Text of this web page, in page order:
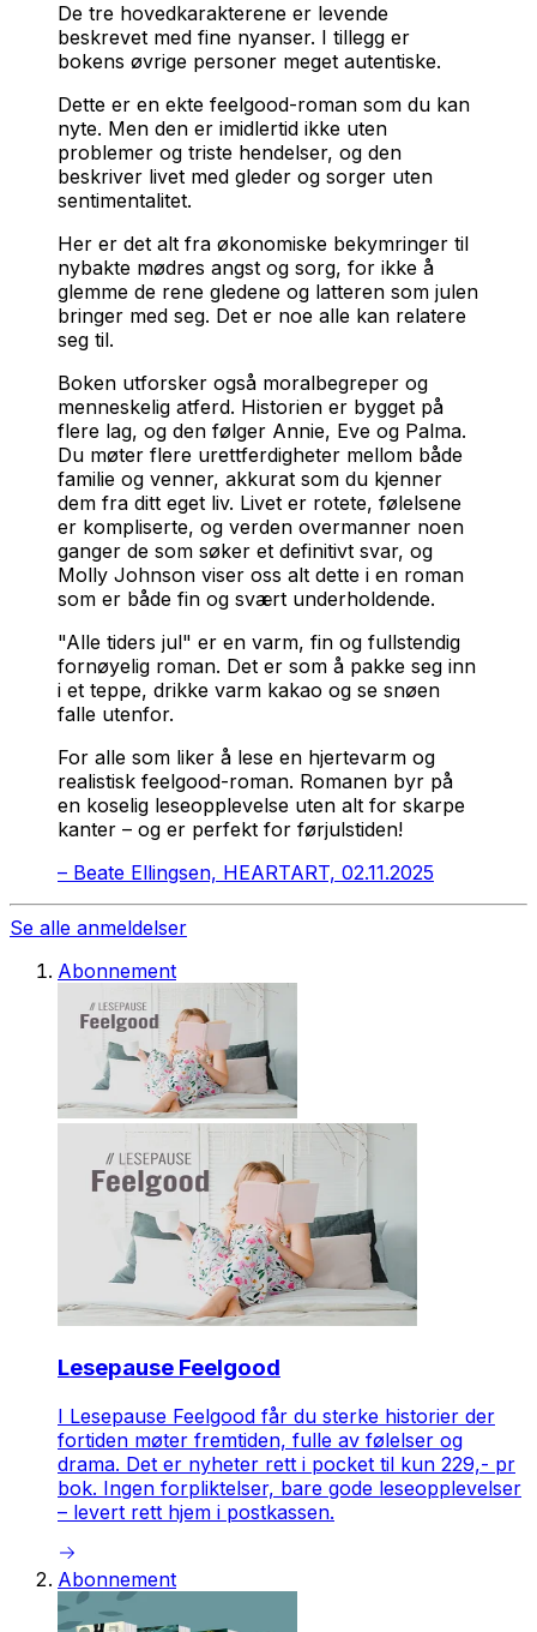
De tre hovedkarakterene er levende
beskrevet med fine nyanser. I tillegg er
bokens øvrige personer meget autentiske.
Dette er en ekte feelgood-roman som du kan
nyte. Men den er imidlertid ikke uten
problemer og triste hendelser, og den
beskriver livet med gleder og sorger uten
sentimentalitet.
Her er det alt fra økonomiske bekymringer til
nybakte mødres angst og sorg, for ikke å
glemme de rene gledene og latteren som julen
bringer med seg. Det er noe alle kan relatere
seg til.
Boken utforsker også moralbegreper og
menneskelig atferd. Historien er bygget på
flere lag, og den følger Annie, Eve og Palma.
Du møter flere urettferdigheter mellom både
familie og venner, akkurat som du kjenner
dem fra ditt eget liv. Livet er rotete, følelsene
er kompliserte, og verden overmanner noen
ganger de som søker et definitivt svar, og
Molly Johnson viser oss alt dette i en roman
som er både fin og svært underholdende.
"Alle tiders jul" er en varm, fin og fullstendig
fornøyelig roman. Det er som å pakke seg inn
i et teppe, drikke varm kakao og se snøen
falle utenfor.
For alle som liker å lese en hjertevarm og
realistisk feelgood-roman. Romanen byr på
en koselig leseopplevelse uten alt for skarpe
kanter – og er perfekt for førjulstiden!
– Beate Ellingsen, HEARTART, 02.11.2025
Se alle anmeldelser
Abonnement
Lesepause Feelgood
I Lesepause Feelgood får du sterke historier der
fortiden møter fremtiden, fulle av følelser og
drama. Det er nyheter rett i pocket til kun 229,- pr
bok. Ingen forpliktelser, bare gode leseopplevelser
– levert rett hjem i postkassen.
Abonnement